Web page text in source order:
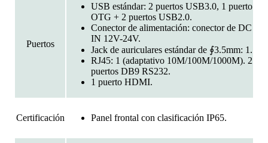
Puertos
USB estándar: 2 puertos USB3.0, 1 puerto
OTG + 2 puertos USB2.0.
Conector de alimentación: conector de DC
IN 12V-24V.
Jack de auriculares estándar de ∮3.5mm: 1.
RJ45: 1 (adaptativo 10M/100M/1000M). 2
puertos DB9 RS232.
1 puerto HDMI.
Certificación Panel frontal con clasificación IP65.